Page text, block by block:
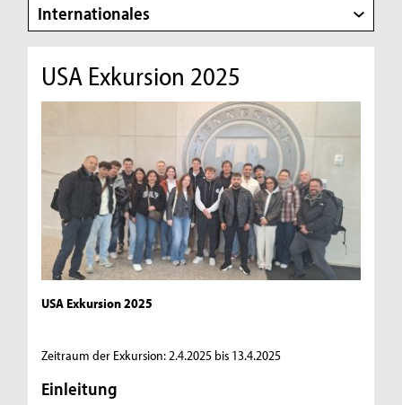
Internationales
USA Exkursion 2025
USA Exkursion 2025
Zeitraum der Exkursion: 2.4.2025 bis 13.4.2025
Einleitung